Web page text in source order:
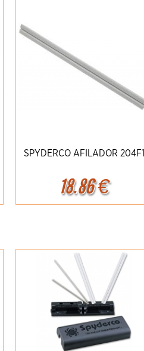
SPYDERCO AFILADOR 204F1
18.86€
Ampliar Detalles